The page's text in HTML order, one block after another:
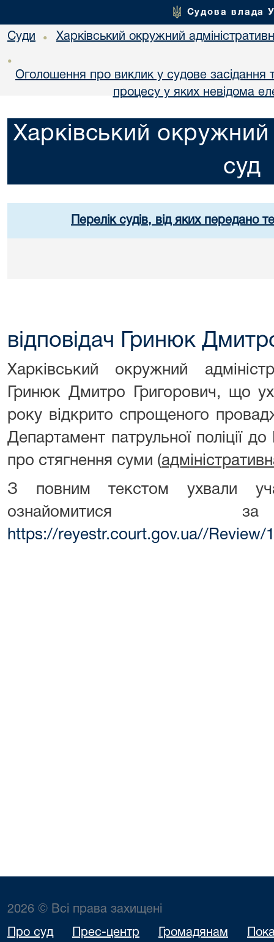
Судова влада
Суди • Харківський окружний
•
Оголошення про виклик у судове засідання
процесу у яких невідома
Харківський окружний
суд
Перелік судів, від яких передано
відповідач Гринюк
Харківський окружний
Гринюк Дмитро Григорович, що
року відкрито спрощеного
Департамент патрульної поліції
про стягнення суми (
З повним текстом ухвали
ознайомитися
https://reyestr.court.gov.ua//Review/
2026 © Всі права захищені
Про суд Прес-центр Громадянам